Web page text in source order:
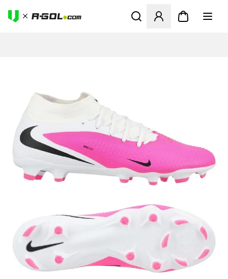
Odpre Modal za prijavo ali